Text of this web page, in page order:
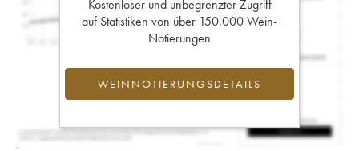
Kostenloser und unbegrenzter Zugriff
auf Statistiken von über 150.000 Wein-
Notierungen
WEINNOTIERUNGSDETAILS